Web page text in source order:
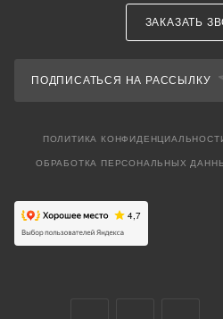
ЗАКАЗАТЬ
ПОДПИСАТЬСЯ НА РАССЫЛКУ
ПОЛИТИКА
ОБРАБОТКА ПЕРСОНАЛЬНЫХ